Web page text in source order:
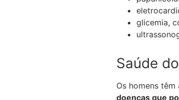
glicemia,
Saúde
Os homens
doenças que